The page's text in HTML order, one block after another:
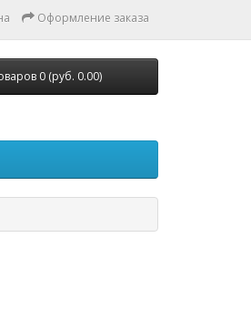
Оформление заказа
0 (руб. 0.00)